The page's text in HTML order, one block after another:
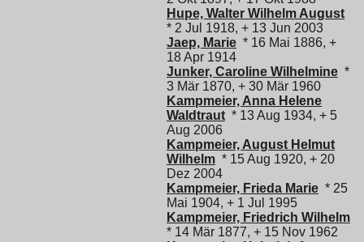
Hupe, Walter Wilhelm August
* 2 Jul 1918, + 13 Jun 2003
Jaep, Marie * 16 Mai 1886, +
18 Apr 1914
Junker, Caroline Wilhelmine *
3 Mär 1870, + 30 Mär 1960
Kampmeier, Anna Helene
Waldtraut * 13 Aug 1934, + 5
Aug 2006
Kampmeier, August Helmut
Wilhelm * 15 Aug 1920, + 20
Dez 2004
Kampmeier, Frieda Marie * 25
Mai 1904, + 1 Jul 1995
Kampmeier, Friedrich Wilhelm
* 14 Mär 1877, + 15 Nov 1962